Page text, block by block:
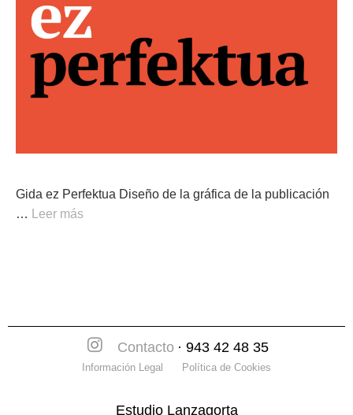
Gida ez Perfektua Diseño de la gráfica de la publicación
…
Leer más
Contacto · 943 42 48 35
Información Legal Política de Cookies
Estudio Lanzagorta